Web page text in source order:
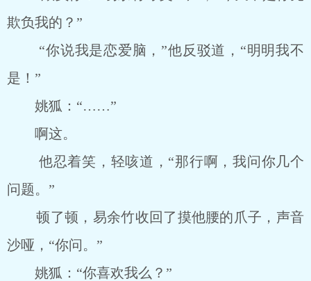
欺负我的？”
“你说我是恋爱脑，”他反驳道，“明明我不
是！”
姚狐：“……”
啊这。
他忍着笑，轻咳道，“那行啊，我问你几个
问题。”
顿了顿，易余竹收回了摸他腰的爪子，声音
沙哑，“你问。”
姚狐：“你喜欢我么？”